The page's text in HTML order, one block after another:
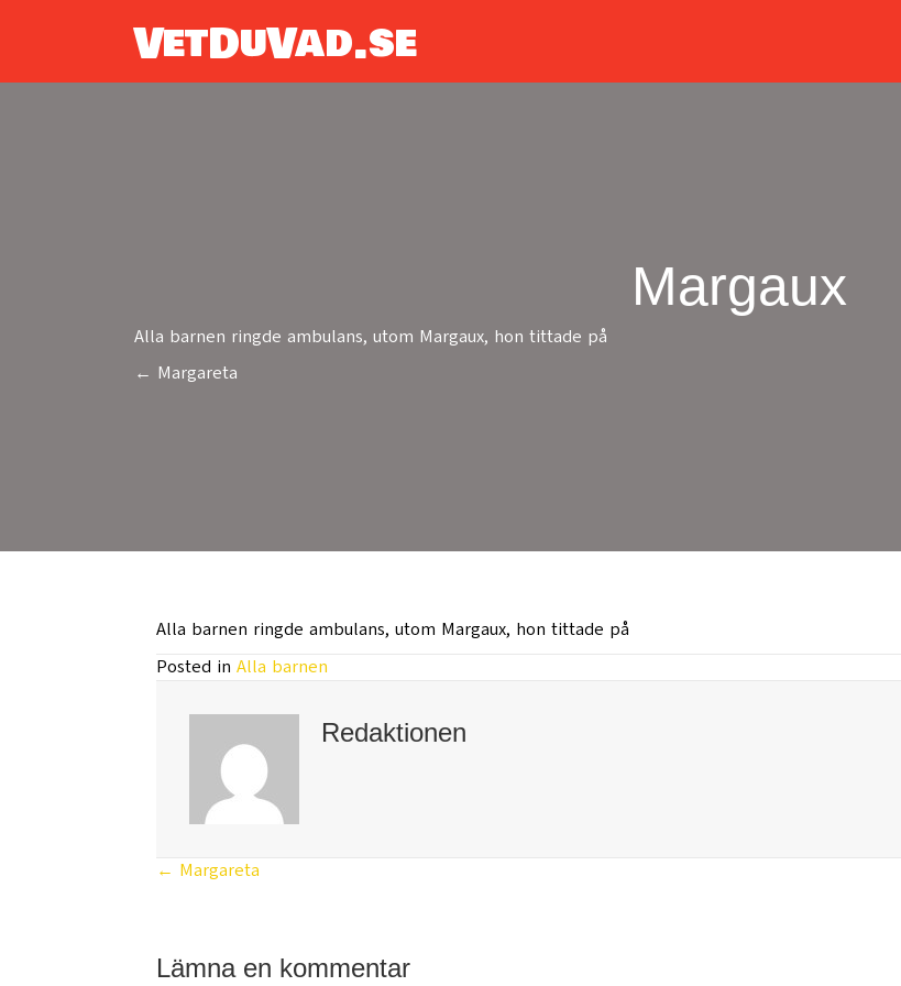
VetDuVad.se
Margaux
Alla barnen ringde ambulans, utom Margaux, hon tittade på
Posts
← Margareta
Alla barnen ringde ambulans, utom Margaux, hon tittade på
Posted in Alla barnen
Redaktionen
Posts
← Margareta
Lämna en kommentar